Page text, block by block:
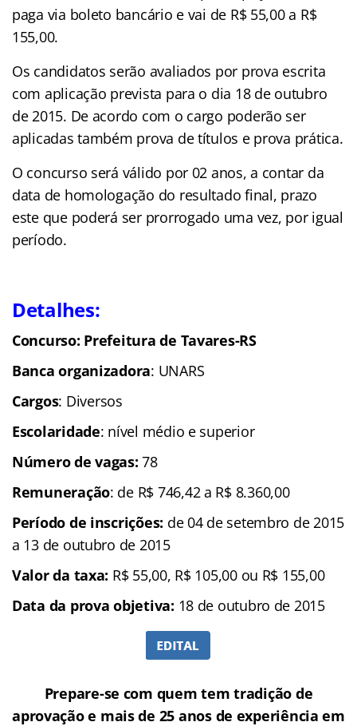
paga via boleto bancário e vai de R$ 55,00 a R$
155,00.
Os candidatos serão avaliados por prova escrita
com aplicação prevista para o dia 18 de outubro
de 2015. De acordo com o cargo poderão ser
aplicadas também prova de títulos e prova prática.
O concurso será válido por 02 anos, a contar da
data de homologação do resultado final, prazo
este que poderá ser prorrogado uma vez, por igual
período.
Detalhes:
Concurso: Prefeitura de Tavares-RS
Banca organizadora: UNARS
Cargos: Diversos
Escolaridade: nível médio e superior
Número de vagas: 78
Remuneração: de R$ 746,42 a R$ 8.360,00
Período de inscrições: de 04 de setembro de 2015
a 13 de outubro de 2015
Valor da taxa: R$ 55,00, R$ 105,00 ou R$ 155,00
Data da prova objetiva: 18 de outubro de 2015
Prepare-se com quem tem tradição de
aprovação e mais de 25 anos de experiência em